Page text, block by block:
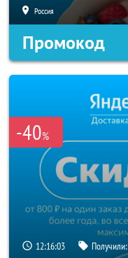
Россия
Промокод
-40%
12:16:02 Получили: